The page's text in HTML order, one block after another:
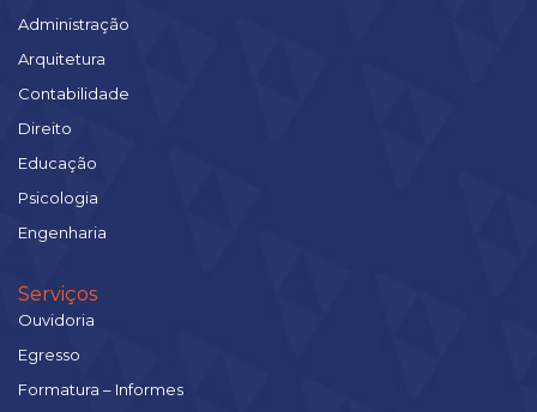
Administração
Arquitetura
Contabilidade
Direito
Educação
Psicologia
Engenharia
Serviços
Ouvidoria
Egresso
Formatura – Informes